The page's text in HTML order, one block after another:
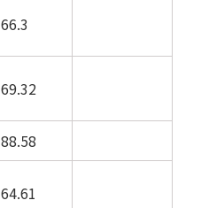
66.3
69.32
88.58
64.61